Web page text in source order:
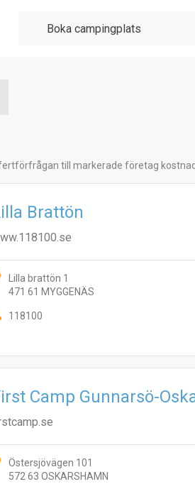
till markerade företag
Brattön
Lilla brattön 1
471 61 MYGGENÄS
118100
Camp Gunnarsö-
Östersjövägen 101
572 63 OSKARSHAMN